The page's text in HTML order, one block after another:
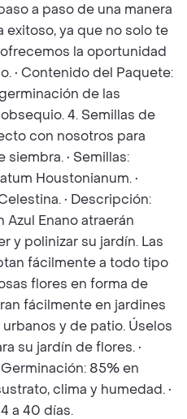
a paso de una manera
exitoso, ya que no solo te
la oportunidad
• Contenido del Paquete:
de las
4. Semillas de
con nosotros para
• Semillas:
Houstonianum. •
• Descripción:
Enano atraerán
y polinizar su jardín. Las
fácilmente a todo tipo
flores en forma de
fácilmente en jardines
y de patio. Úselos
su jardín de flores. •
Germinación: 85% en
clima y humedad. •
a 40 días.